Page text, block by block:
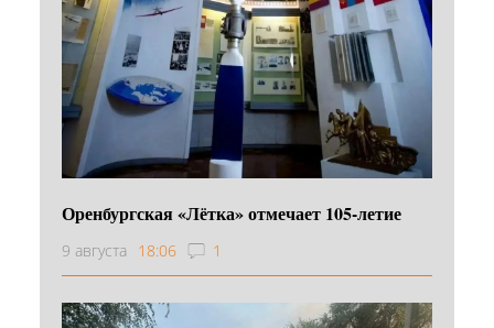
Оренбургская «Лётка» отмечает 105-летие
9 августа 18:06 1